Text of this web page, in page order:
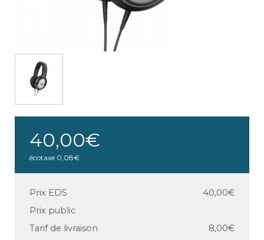
40,00€
écotaxe 0,08€
Prix EDS
40,00€
Prix public
Tarif de livraison
8,00€